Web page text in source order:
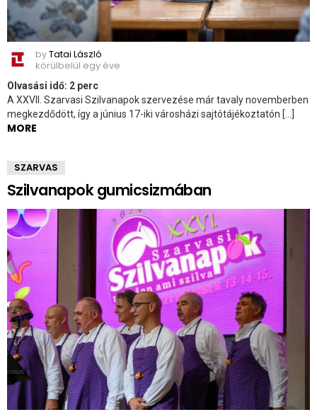
byTatai László
körülbelül egy éve
Olvasási idő: 2 perc
A XXVII. Szarvasi Szilvanapok szervezése már tavaly novemberben
megkezdődött, így a június 17-iki városházi sajtótájékoztatón […]
MORE
SZARVAS
Szilvanapok gumicsizmában